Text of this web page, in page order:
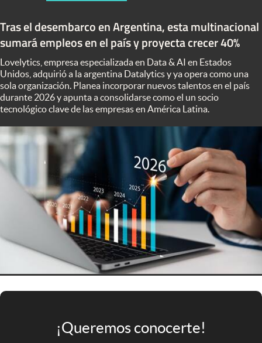
Otras secciones
Apertura
Infotechnology
Clase
Clima
Mundial 2026
Eventos Corporativos
El Cronista Studio
abre en nueva pestaña
Tras el desembarco en Argentina, esta multinacional
sumará empleos en el país y proyecta crecer 40%
Lovelytics, empresa especializada en Data & AI en Estados
Unidos, adquirió a la argentina Datalytics y ya opera como una
sola organización. Planea incorporar nuevos talentos en el país
durante 2026 y apunta a consolidarse como el un socio
tecnológico clave de las empresas en América Latina.
¡Queremos conocerte!